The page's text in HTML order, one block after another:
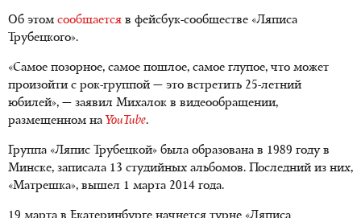
Об этом сообщается в фейсбук-сообществе «Ляписа
Трубецкого».
«Самое позорное, самое пошлое, самое глупое, что может
произойти с рок-группой — это встретить 25-летний
юбилей», — заявил Михалок в видеообращении,
размещенном на YouTube.
Группа «Ляпис Трубецкой» была образована в 1989 году в
Минске, записала 13 студийных альбомов. Последний из них,
«Матрешка», вышел 1 марта 2014 года.